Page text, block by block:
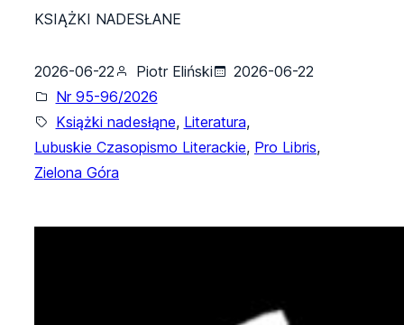
KSIĄŻKI NADESŁANE
2026-06-22 Piotr Eliński
2026-06-22
Nr 95-96/2026
Książki nadesłąne, Literatura,
Lubuskie Czasopismo Literackie, Pro Libris,
Zielona Góra